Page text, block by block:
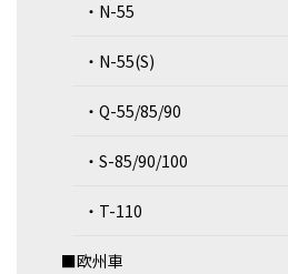
・N-55
・N-55(S)
・Q-55/85/90
・S-85/90/100
・T-110
■欧州車